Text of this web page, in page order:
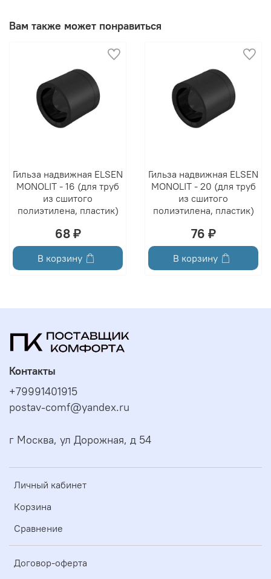
Вам также может понравиться
Гильза надвижная ELSEN
MONOLIT - 16 (для труб
из сшитого
полиэтилена, пластик)
68 ₽
В корзину
Гильза надвижная ELSEN
MONOLIT - 20 (для труб
из сшитого
полиэтилена, пластик)
76 ₽
В корзину
Личный кабинет
Корзина
Сравнение
Договор-оферта
Контакты
+79991401915
postav-comf@yandex.ru
г Москва, ул Дорожная, д 54